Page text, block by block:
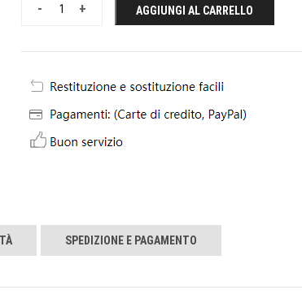
+
- AGGIUNGI AL CARRELLO
SPEDIZIONE E PAGAMENTO